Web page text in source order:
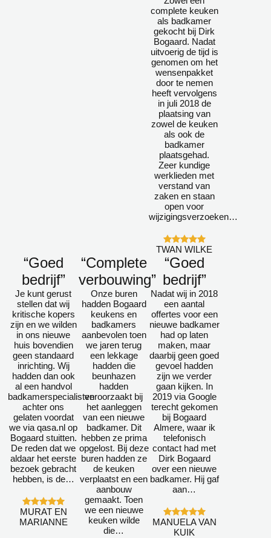
complete keuken
als badkamer
gekocht bij Dirk
Bogaard. Nadat
uitvoerig de tijd is
genomen om het
wensenpakket
door te nemen
heeft vervolgens
in juli 2018 de
plaatsing van
zowel de keuken
als ook de
badkamer
plaatsgehad.
Zeer kundige
werklieden met
verstand van
zaken en staan
open voor
wijzigingsverzoeken…
TWAN WILKE
“Goed
bedrijf”
Je kunt gerust
stellen dat wij
kritische kopers
zijn en we wilden
in ons nieuwe
huis bovendien
geen standaard
inrichting. Wij
hadden dan ook
al een handvol
badkamerspecialisten
achter ons
gelaten voordat
we via qasa.nl op
Bogaard stuitten.
De reden dat we
aldaar het eerste
bezoek gebracht
hebben, is de…
MURAT EN
MARIANNE
“Complete
verbouwing”
Onze buren
hadden Bogaard
keukens en
badkamers
aanbevolen toen
we jaren terug
een lekkage
hadden die
beunhazen
hadden
veroorzaakt bij
het aanleggen
van een nieuwe
badkamer. Dit
hebben ze prima
opgelost. Bij deze
buren hadden ze
de keuken
verplaatst en een
aanbouw
gemaakt. Toen
we een nieuwe
keuken wilde
die…
“Goed
bedrijf”
Nadat wij in 2018
een aantal
offertes voor een
nieuwe badkamer
had op laten
maken, maar
daarbij geen goed
gevoel hadden
zijn we verder
gaan kijken. In
2019 via Google
terecht gekomen
bij Bogaard
Almere, waar ik
telefonisch
contact had met
Dirk Bogaard
over een nieuwe
badkamer. Hij gaf
aan…
MANUELA VAN
KUIK